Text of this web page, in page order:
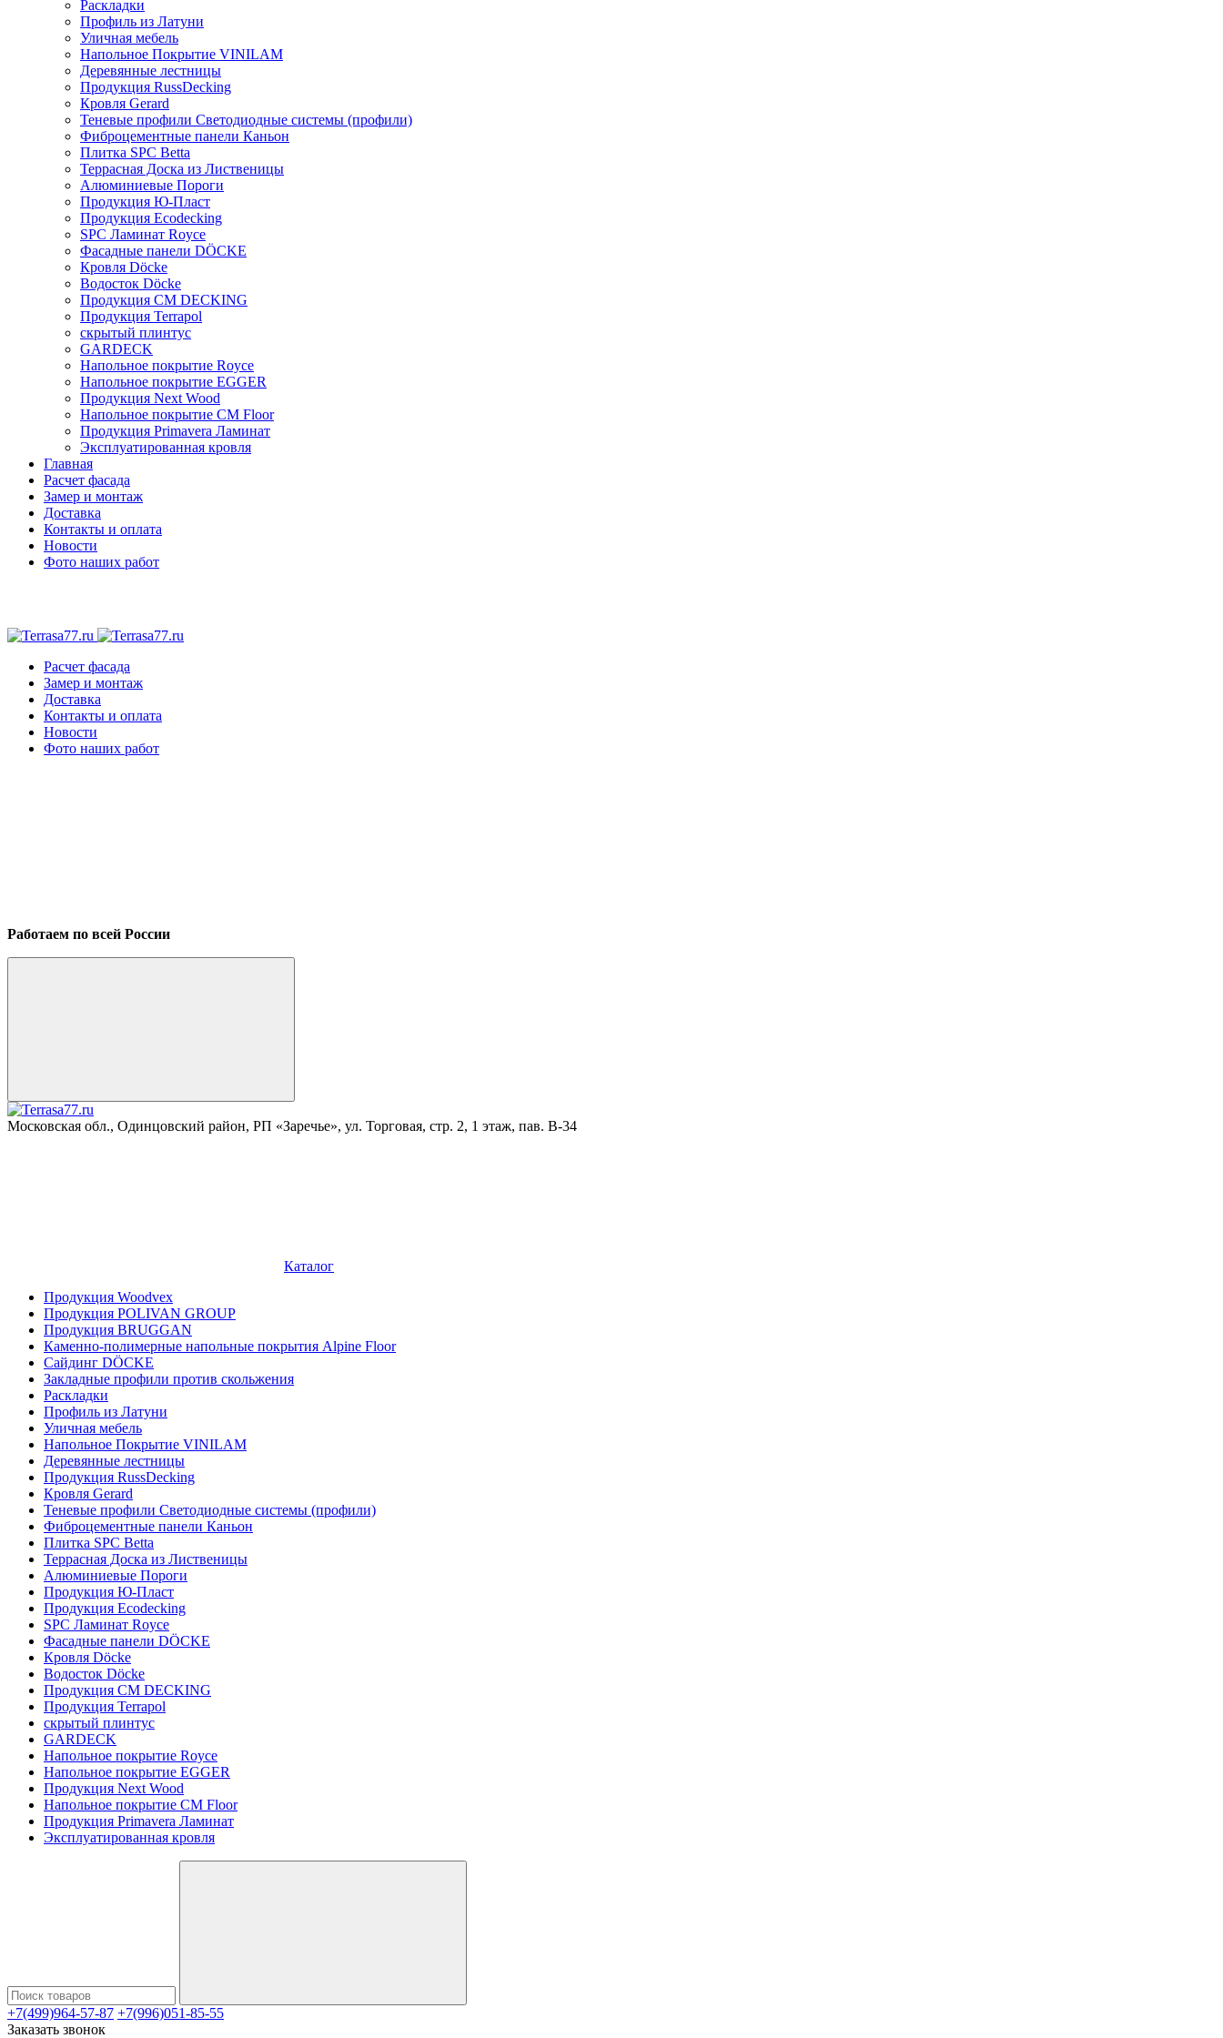
Раскладки
Профиль из Латуни
Уличная мебель
Напольное Покрытие VINILAM
Деревянные лестницы
Продукция RussDecking
Кровля Gerard
Теневые профили Светодиодные системы (профили)
Фиброцементные панели Каньон
Плитка SPC Betta
Террасная Доска из Лиственицы
Алюминиевые Пороги
Продукция Ю-Пласт
Продукция Ecodecking
SPC Ламинат Royce
Фасадные панели DÖCKE
Кровля Döcke
Водосток Döcke
Продукция CM DECKING
Продукция Terrapol
скрытый плинтус
GARDECK
Напольное покрытие Royce
Напольное покрытие EGGER
Продукция Next Wood
Напольное покрытие CM Floor
Продукция Primavera Ламинат
Эксплуатированная кровля
Главная
Расчет фасада
Замер и монтаж
Доставка
Контакты и оплата
Новости
Фото наших работ
Расчет фасада
Замер и монтаж
Доставка
Контакты и оплата
Новости
Фото наших работ
Работаем по всей России
Московская обл., Одинцовский район, РП «Заречье», ул. Торговая, стр. 2, 1 этаж, пав. B-34
Каталог
Продукция Woodvex
Продукция POLIVAN GROUP
Продукция BRUGGAN
Каменно-полимерные напольные покрытия Alpine Floor
Сайдинг DÖCKE
Закладные профили против скольжения
Раскладки
Профиль из Латуни
Уличная мебель
Напольное Покрытие VINILAM
Деревянные лестницы
Продукция RussDecking
Кровля Gerard
Теневые профили Светодиодные системы (профили)
Фиброцементные панели Каньон
Плитка SPC Betta
Террасная Доска из Лиственицы
Алюминиевые Пороги
Продукция Ю-Пласт
Продукция Ecodecking
SPC Ламинат Royce
Фасадные панели DÖCKE
Кровля Döcke
Водосток Döcke
Продукция CM DECKING
Продукция Terrapol
скрытый плинтус
GARDECK
Напольное покрытие Royce
Напольное покрытие EGGER
Продукция Next Wood
Напольное покрытие CM Floor
Продукция Primavera Ламинат
Эксплуатированная кровля
+7(499)964-57-87 +7(996)051-85-55
Заказать звонок